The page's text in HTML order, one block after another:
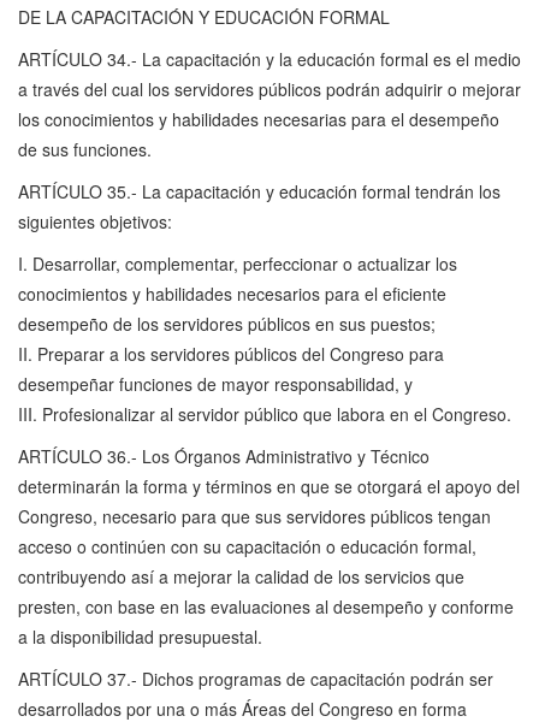
DE LA CAPACITACIÓN Y EDUCACIÓN FORMAL
ARTÍCULO 34.- La capacitación y la educación formal es el medio
a través del cual los servidores públicos podrán adquirir o mejorar
los conocimientos y habilidades necesarias para el desempeño
de sus funciones.
ARTÍCULO 35.- La capacitación y educación formal tendrán los
siguientes objetivos:
I. Desarrollar, complementar, perfeccionar o actualizar los
conocimientos y habilidades necesarios para el eficiente
desempeño de los servidores públicos en sus puestos;
II. Preparar a los servidores públicos del Congreso para
desempeñar funciones de mayor responsabilidad, y
III. Profesionalizar al servidor público que labora en el Congreso.
ARTÍCULO 36.- Los Órganos Administrativo y Técnico
determinarán la forma y términos en que se otorgará el apoyo del
Congreso, necesario para que sus servidores públicos tengan
acceso o continúen con su capacitación o educación formal,
contribuyendo así a mejorar la calidad de los servicios que
presten, con base en las evaluaciones al desempeño y conforme
a la disponibilidad presupuestal.
ARTÍCULO 37.- Dichos programas de capacitación podrán ser
desarrollados por una o más Áreas del Congreso en forma